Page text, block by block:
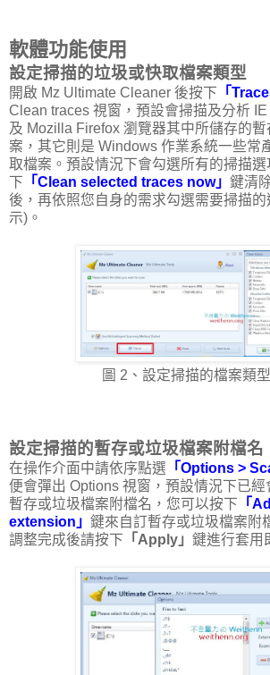
軟體功能使用
設定掃描的垃圾或快取檔案類型
開啟 Mz Ultimate Cleaner 後按下 「
Clean traces 視窗，預設會掃描及分析
及 Mozilla Firefox 瀏覽器其中所儲存的
案，其它則是 Windows 作業系統一些常
取檔案。預設情況下會勾選所有的掃描
下 「Clean selected traces now」 鍵清
後，再依照您自身的需求勾選需要掃描的
示)。
圖 2、設定掃描的檔案類
設定掃描的暫存或垃圾檔案附檔名
在操作介面中請依序點選 「Options >
便會彈出 Options 視窗，預設情況下已
暫存或垃圾檔案附檔名，您可以按下 「
extension」 鍵來自訂暫存或垃圾檔案附
調整完成後請按下 「Apply」 鍵進行套用